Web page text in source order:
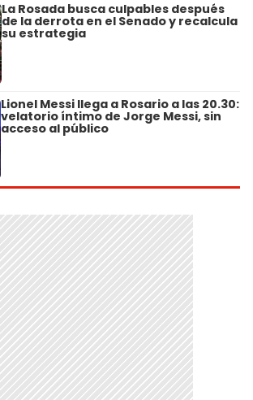
La Rosada busca culpables después
de la derrota en el Senado y recalcula
su estrategia
Lionel Messi llega a Rosario a las 20.30:
velatorio íntimo de Jorge Messi, sin
acceso al público